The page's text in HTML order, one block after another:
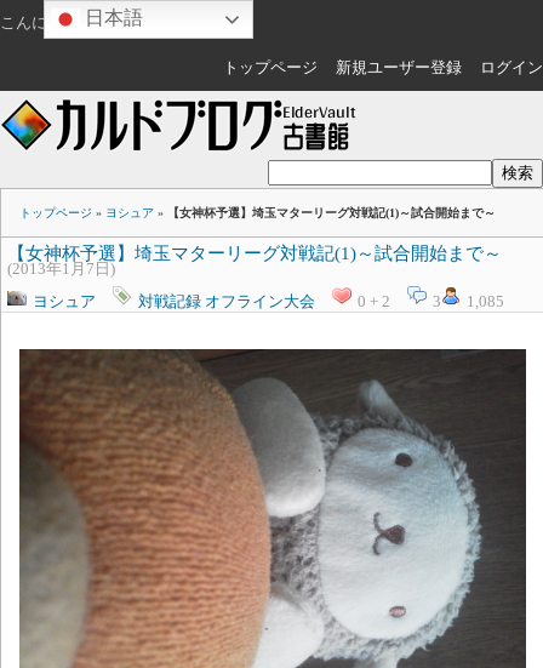
こんにちは ゲスト さん
トップページ 新規ユーザー登録 ログイン
トップページ » ヨシュア » 【女神杯予選】埼玉マターリーグ対戦記(1)～試合開始まで～
【女神杯予選】埼玉マターリーグ対戦記(1)～試合開始まで～
(2013年1月7日)
ヨシュア
対戦記録 オフライン大会 0 + 2 3 1,085
日本語